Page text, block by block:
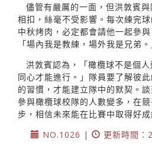
儘管有嚴厲的一面，但洪敦賓
相扣，絲毫不受影響。每次練完
中秋烤肉，必定都會請他一起參
「場內我是教練，場外我是兄弟。
洪敦賓認為，「橄欖球不是個
同心才能進行。」隊員要了解彼
的習慣，才能建立隊中的默契。
參與橄欖球校隊的人數變多，在
步，相信未來能在比賽中取得好成
NO.1026 |
更新時間